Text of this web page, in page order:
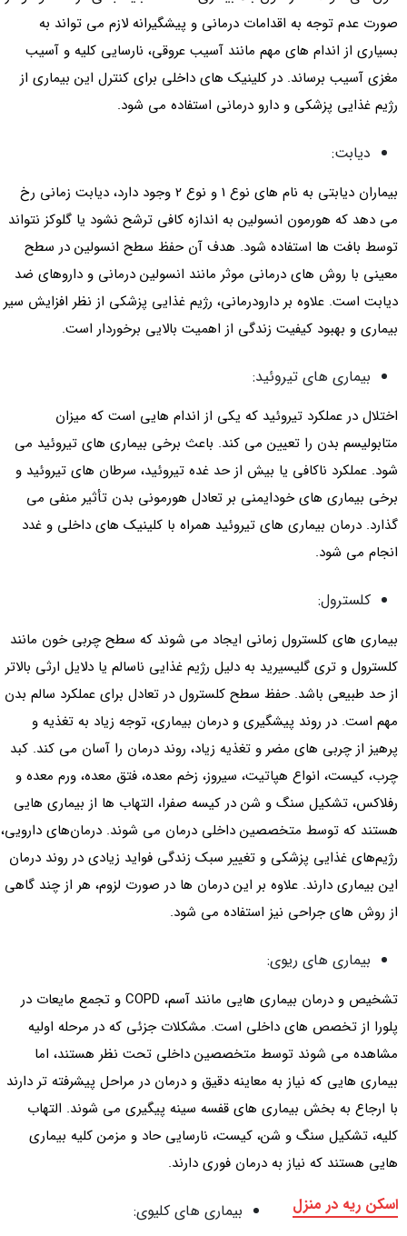
صورت عدم توجه به اقدامات درمانی و پیشگیرانه لازم می تواند به
بسیاری از اندام های مهم مانند آسیب عروقی، نارسایی کلیه و آسیب
مغزی آسیب برساند. در کلینیک های داخلی برای کنترل این بیماری از
رژیم غذایی پزشکی و دارو درمانی استفاده می شود.
دیابت:
بیماران دیابتی به نام های نوع 1 و نوع 2 وجود دارد، دیابت زمانی رخ
می دهد که هورمون انسولین به اندازه کافی ترشح نشود یا گلوکز نتواند
توسط بافت ها استفاده شود. هدف آن حفظ سطح انسولین در سطح
معینی با روش های درمانی موثر مانند انسولین درمانی و داروهای ضد
دیابت است. علاوه بر دارودرمانی، رژیم غذایی پزشکی از نظر افزایش سیر
بیماری و بهبود کیفیت زندگی از اهمیت بالایی برخوردار است.
بیماری های تیروئید:
اختلال در عملکرد تیروئید که یکی از اندام هایی است که میزان
متابولیسم بدن را تعیین می کند. باعث برخی بیماری های تیروئید می
شود. عملکرد ناکافی یا بیش از حد غده تیروئید، سرطان های تیروئید و
برخی بیماری های خودایمنی بر تعادل هورمونی بدن تأثیر منفی می
گذارد. درمان بیماری های تیروئید همراه با کلینیک های داخلی و غدد
انجام می شود.
کلسترول:
بیماری های کلسترول زمانی ایجاد می شوند که سطح چربی خون مانند
کلسترول و تری گلیسیرید به دلیل رژیم غذایی ناسالم یا دلایل ارثی بالاتر
از حد طبیعی باشد. حفظ سطح کلسترول در تعادل برای عملکرد سالم بدن
مهم است. در روند پیشگیری و درمان بیماری، توجه زیاد به تغذیه و
پرهیز از چربی های مضر و تغذیه زیاد، روند درمان را آسان می کند. کبد
چرب، کیست، انواع هپاتیت، سیروز، زخم معده، فتق معده، ورم معده و
رفلاکس، تشکیل سنگ و شن در کیسه صفرا، التهاب ها از بیماری هایی
هستند که توسط متخصصین داخلی درمان می شوند. درمان‌های دارویی،
رژیم‌های غذایی پزشکی و تغییر سبک زندگی فواید زیادی در روند درمان
این بیماری دارند. علاوه بر این درمان ها در صورت لزوم، هر از چند گاهی
از روش های جراحی نیز استفاده می شود.
بیماری های ریوی:
تشخیص و درمان بیماری هایی مانند آسم، COPD و تجمع مایعات در
پلورا از تخصص های داخلی است. مشکلات جزئی که در مرحله اولیه
مشاهده می شوند توسط متخصصین داخلی تحت نظر هستند، اما
بیماری هایی که نیاز به معاینه دقیق و درمان در مراحل پیشرفته تر دارند
با ارجاع به بخش بیماری های قفسه سینه پیگیری می شوند. التهاب
کلیه، تشکیل سنگ و شن، کیست، نارسایی حاد و مزمن کلیه بیماری
هایی هستند که نیاز به درمان فوری دارند.
اسکن ریه در منزل بیماری های کلیوی: